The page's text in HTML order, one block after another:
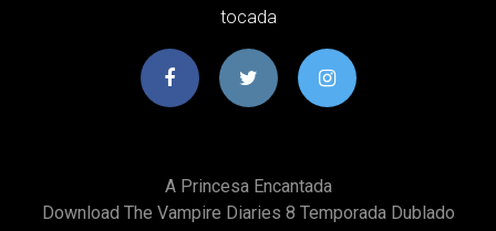
tocada
A Princesa Encantada
Download The Vampire Diaries 8 Temporada Dublado